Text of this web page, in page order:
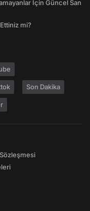
İçin Güncel San
mi?
Son Dakika
Sözleşmesi